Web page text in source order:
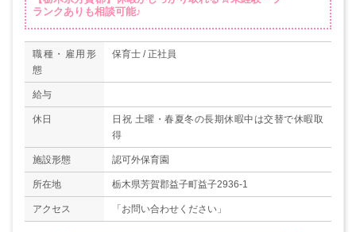
ランクありも相談可能♪
職種・雇用形
態
保育士 / 正社員
給与
休日
日祝 土曜・春夏冬の長期休暇中は交替で休暇取
得
施設形態 認可外保育園
所在地 栃木県芳賀郡益子町益子2936-1
アクセス 「お問い合わせください」